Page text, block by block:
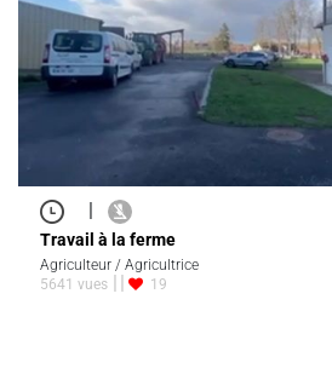
|
Travail à la ferme
Agriculteur / Agricultrice
5641 vues
19